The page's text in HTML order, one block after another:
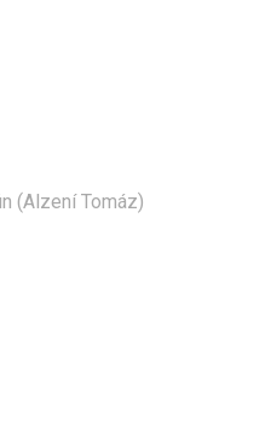
(Alzení Tomáz)